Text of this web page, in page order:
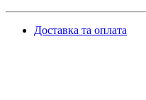
Доставка та оплата